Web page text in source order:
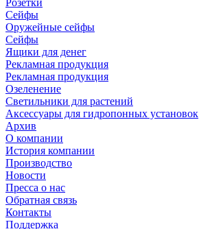
Розетки
Сейфы
Оружейные сейфы
Сейфы
Ящики для денег
Рекламная продукция
Рекламная продукция
Озеленение
Светильники для растений
Аксессуары для гидропонных установок
Архив
О компании
История компании
Производство
Новости
Пресса о нас
Обратная связь
Контакты
Поддержка